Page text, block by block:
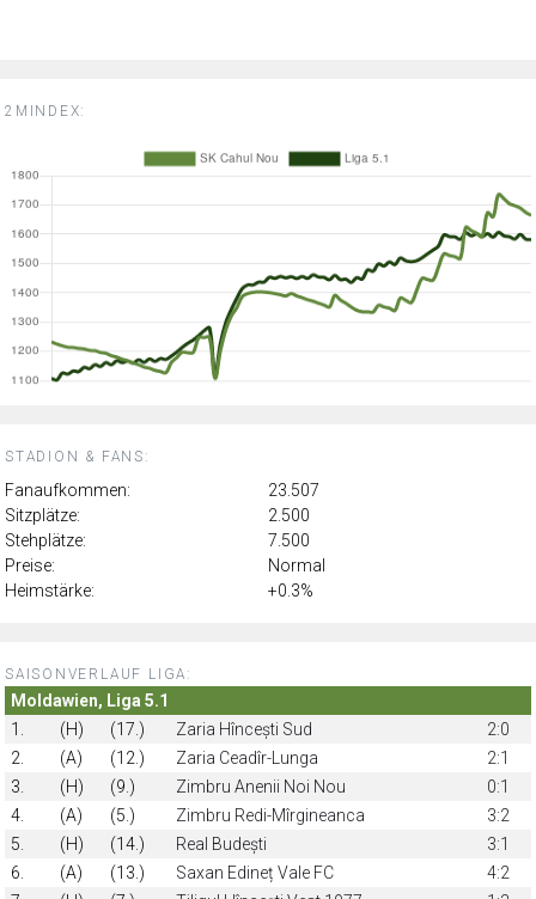
2MINDEX:
STADION & FANS:
Fanaufkommen:
23.507
Sitzplätze:
2.500
Stehplätze:
7.500
Preise:
Normal
Heimstärke:
+0.3%
SAISONVERLAUF LIGA:
Moldawien, Liga 5.1
1.
(H) (17.) Zaria Hîncești Sud
2:0
2.
(A) (12.) Zaria Ceadîr-Lunga
2:1
3.
(H) (9.) Zimbru Anenii Noi Nou
0:1
4.
(A) (5.) Zimbru Redi-Mîrgineanca
3:2
5.
(H) (14.) Real Budești
3:1
6.
(A) (13.) Saxan Edineț Vale FC
4:2